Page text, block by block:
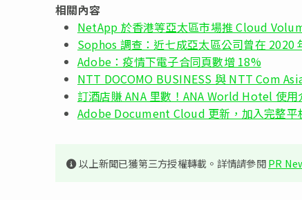
相關內容
NetApp 於香港等亞太區市場推 Cloud
Sophos 調查：近七成亞太區公司曾在 2020
Adobe：疫情下電子合同頁數增 18%
NTT DOCOMO BUSINESS 與 NTT Com
訂酒店賺 ANA 里數！ANA World Hotel 使用
Adobe Document Cloud 更新，加入完整平
以上新聞已獲第三方授權轉載。詳情請參閱PR